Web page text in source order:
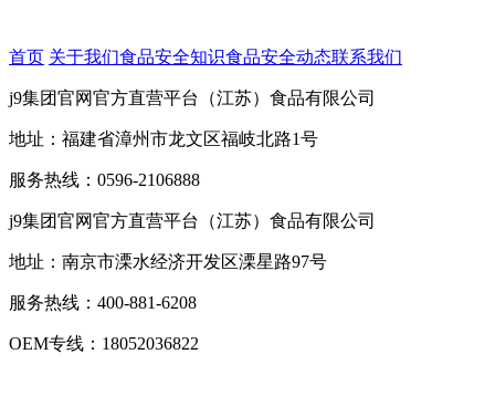
首页 关于我们食品安全知识食品安全动态联系我们
j9集团官网官方直营平台（江苏）食品有限公司
地址：福建省漳州市龙文区福岐北路1号
服务热线：0596-2106888
j9集团官网官方直营平台（江苏）食品有限公司
地址：南京市溧水经济开发区溧星路97号
服务热线：400-881-6208
OEM专线：18052036822